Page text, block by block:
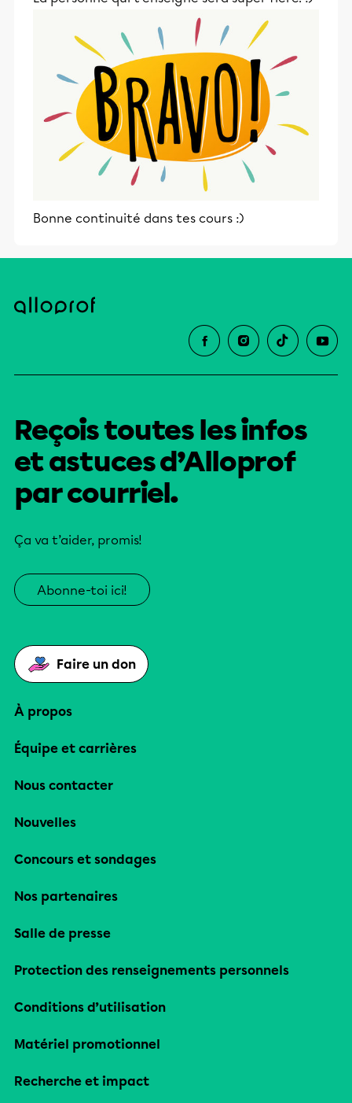
Bonne continuité dans tes cours :)
Reçois toutes les infos
et astuces d’Alloprof
par courriel.
Ça va t’aider, promis!
Abonne-toi ici!
Faire un don
À propos
Équipe et carrières
Nous contacter
Nouvelles
Concours et sondages
Nos partenaires
Salle de presse
Protection des renseignements personnels
Conditions d’utilisation
Matériel promotionnel
Recherche et impact